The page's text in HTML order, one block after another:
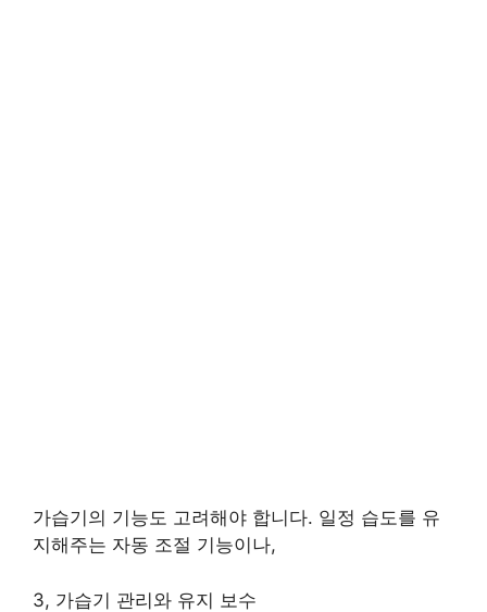
가습기의 기능도 고려해야 합니다. 일정 습도를 유
지해주는 자동 조절 기능이나,
3, 가습기 관리와 유지 보수